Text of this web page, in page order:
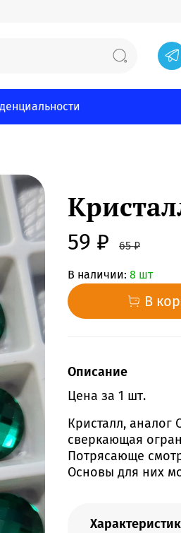
59 ₽ 65 ₽
В наличии: 8 шт
В
Описание
Цена за 1 шт.
Кристалл, аналог
сверкающая
Потрясающе
Основы для них